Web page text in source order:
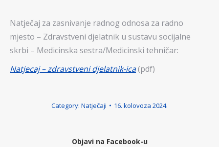
Natječaj za zasnivanje radnog odnosa za radno
mjesto – Zdravstveni djelatnik u sustavu socijalne
skrbi – Medicinska sestra/Medicinski tehničar:
Natjecaj – zdravstveni djelatnik-ica(pdf)
Category: Natječaji 16. kolovoza 2024.
Objavi na Facebook-u